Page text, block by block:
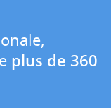
plus de 360